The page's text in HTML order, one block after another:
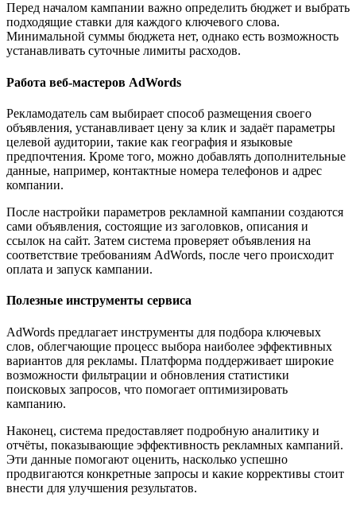
Перед началом кампании важно определить бюджет и выбрать
подходящие ставки для каждого ключевого слова.
Минимальной суммы бюджета нет, однако есть возможность
устанавливать суточные лимиты расходов.
Работа веб-мастеров AdWords
Рекламодатель сам выбирает способ размещения своего
объявления, устанавливает цену за клик и задаёт параметры
целевой аудитории, такие как география и языковые
предпочтения. Кроме того, можно добавлять дополнительные
данные, например, контактные номера телефонов и адрес
компании.
После настройки параметров рекламной кампании создаются
сами объявления, состоящие из заголовков, описания и
ссылок на сайт. Затем система проверяет объявления на
соответствие требованиям AdWords, после чего происходит
оплата и запуск кампании.
Полезные инструменты сервиса
AdWords предлагает инструменты для подбора ключевых
слов, облегчающие процесс выбора наиболее эффективных
вариантов для рекламы. Платформа поддерживает широкие
возможности фильтрации и обновления статистики
поисковых запросов, что помогает оптимизировать
кампанию.
Наконец, система предоставляет подробную аналитику и
отчёты, показывающие эффективность рекламных кампаний.
Эти данные помогают оценить, насколько успешно
продвигаются конкретные запросы и какие коррективы стоит
внести для улучшения результатов.